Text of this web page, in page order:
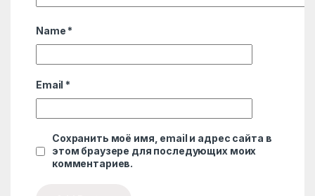
Name *
Email *
Сохранить моё имя, email и адрес сайта в
этом браузере для последующих моих
комментариев.